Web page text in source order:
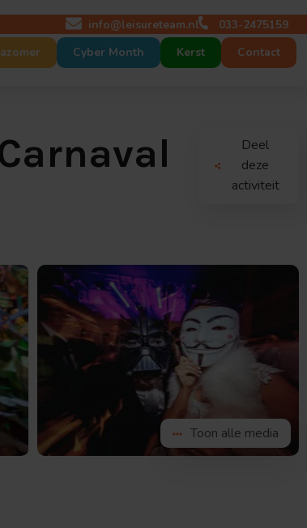
info@leisureteam.nl
033-2475159
Cyber Month Kerst Contact
Deel
deze
activiteit
Bekijk
de
afbeelding
Toon alle media